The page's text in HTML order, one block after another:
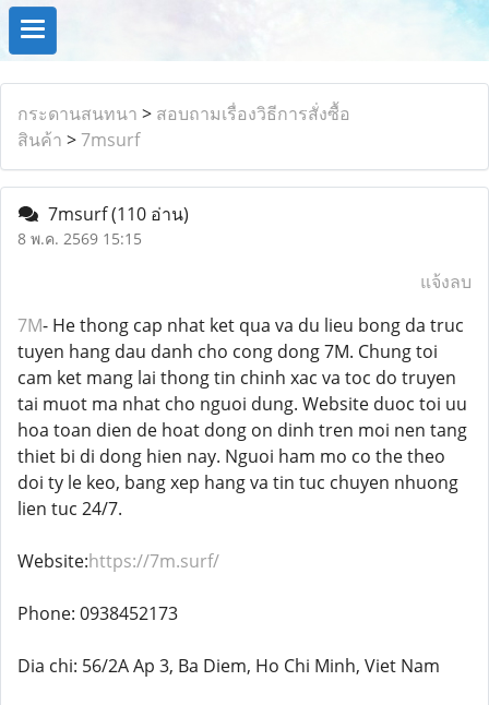
กระดานสนทนา > สอบถามเรื่องวิธีการสั่งซื้อ
สินค้า >7msurf
7msurf(110 อ่าน)
8 พ.ค. 2569 15:15
แจ้งลบ
7M- He thong cap nhat ket qua va du lieu bong da truc
tuyen hang dau danh cho cong dong 7M. Chung toi
cam ket mang lai thong tin chinh xac va toc do truyen
tai muot ma nhat cho nguoi dung. Website duoc toi uu
hoa toan dien de hoat dong on dinh tren moi nen tang
thiet bi di dong hien nay. Nguoi ham mo co the theo
doi ty le keo, bang xep hang va tin tuc chuyen nhuong
lien tuc 24/7.
Website:https://7m.surf/
Phone: 0938452173
Dia chi: 56/2A Ap 3, Ba Diem, Ho Chi Minh, Viet Nam